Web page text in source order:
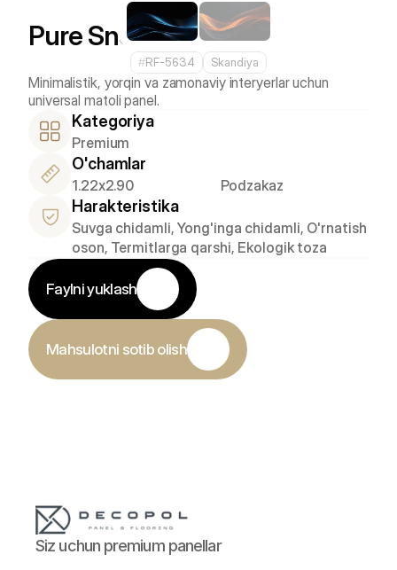
Pure Snow
#RF-5634 Skandiya
Minimalistik, yorqin va zamonaviy interyerlar uchun
Kategoriya
Premium
O'chamlar
1.22x2.90 Podzakaz
Harakteristika
Suvga chidamli, Yong'inga chidamli, O'rnatish
oson, Termitlarga qarshi, Ekologik toza
Faylni yuklash
Mahsulotni sotib olish
Siz uchun premium panellar